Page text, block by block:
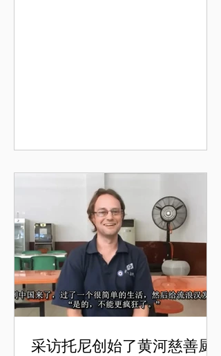
采访托尼创始了黄河慈善厨